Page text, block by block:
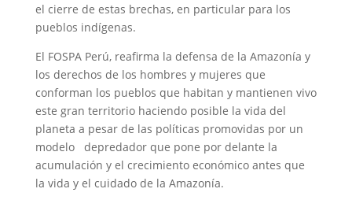
el cierre de estas brechas, en particular para los
pueblos indígenas.
El FOSPA Perú, reafirma la defensa de la Amazonía y
los derechos de los hombres y mujeres que
conforman los pueblos que habitan y mantienen vivo
este gran territorio haciendo posible la vida del
planeta a pesar de las políticas promovidas por un
modelo depredador que pone por delante la
acumulación y el crecimiento económico antes que
la vida y el cuidado de la Amazonía.